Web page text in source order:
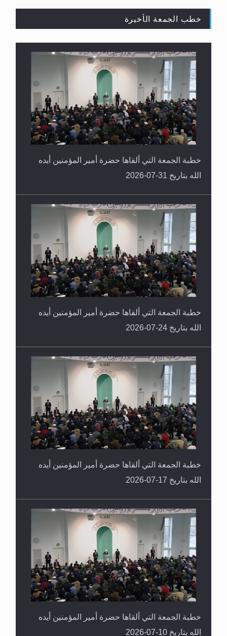
القرآن قاضٍ وحكمٌ على السنة ومهيمنٌ عليها.. ليس
العكس
خطب الجمعة الأخيرة
خطبة الجمعة التي ألقاها حضرة أمير المؤمنين أيده
الله بتاريخ 31-07-2026
خطبة الجمعة التي ألقاها حضرة أمير المؤمنين أيده
الله بتاريخ 24-07-2026
خطبة الجمعة التي ألقاها حضرة أمير المؤمنين أيده
الله بتاريخ 17-07-2026
خطبة الجمعة التي ألقاها حضرة أمير المؤمنين أيده
الله بتاريخ 10-07-2026